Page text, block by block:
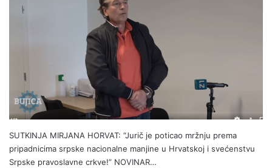
SUTKINJA MIRJANA HORVAT: “Jurič je poticao mržnju prema
pripadnicima srpske nacionalne manjine u Hrvatskoj i svećenstvu
Srpske pravoslavne crkve!” NOVINAR…